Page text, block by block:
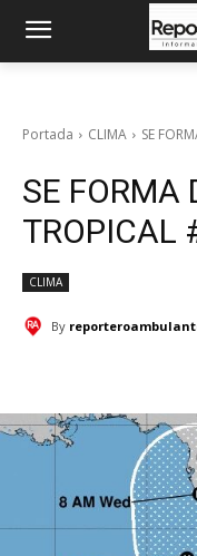
Portada CLIMA SE
SE FORMA
TROPICAL
CLIMA
By